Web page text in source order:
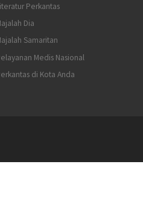
Perkantas
Dia
Samaritan
Medis Nasional
di Kota Anda